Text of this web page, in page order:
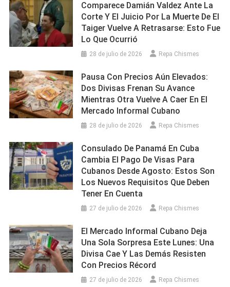
Comparece Damián Valdez Ante La
Corte Y El Juicio Por La Muerte De El
Taiger Vuelve A Retrasarse: Esto Fue
Lo Que Ocurrió
28 de julio de 2026 Repa Chismes
Pausa Con Precios Aún Elevados:
Dos Divisas Frenan Su Avance
Mientras Otra Vuelve A Caer En El
Mercado Informal Cubano
28 de julio de 2026 Repa Chismes
Consulado De Panamá En Cuba
Cambia El Pago De Visas Para
Cubanos Desde Agosto: Estos Son
Los Nuevos Requisitos Que Deben
Tener En Cuenta
27 de julio de 2026 Repa Chismes
El Mercado Informal Cubano Deja
Una Sola Sorpresa Este Lunes: Una
Divisa Cae Y Las Demás Resisten
Con Precios Récord
27 de julio de 2026 Repa Chismes